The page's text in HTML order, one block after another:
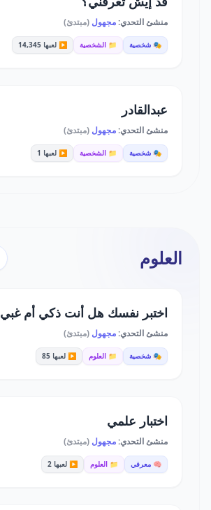
منشئ التحدي:مجهول (مبتدئ)
🎭 شخصية 📁 الشخصية ▶️ لعبها 14,345
عبدالقادر
منشئ التحدي:مجهول (مبتدئ)
🎭 شخصية 📁 الشخصية ▶️ لعبها 1
العلوم
اختبر نفسك هل أنت ذكي أم غبي
منشئ التحدي:مجهول (مبتدئ)
🎭 شخصية 📁 العلوم ▶️ لعبها 85
اختبار علمي
منشئ التحدي:مجهول (مبتدئ)
🧠 معرفي 📁 العلوم ▶️ لعبها 2